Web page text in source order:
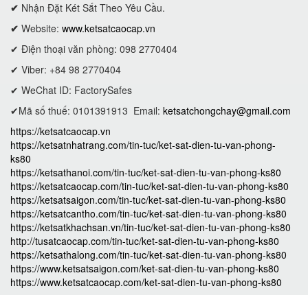
✔ Nhận Đặt Két Sắt Theo Yêu Cầu.
✔ Website: www.ketsatcaocap.vn
✔ Điện thoại văn phòng: 098 2770404
✔ Viber: +84 98 2770404
✔ WeChat ID: FactorySafes
✔Mã số thuế: 0101391913 Email: ketsatchongchay@gmail.com
https://ketsatcaocap.vn
https://ketsatnhatrang.com/tin-tuc/ket-sat-dien-tu-van-phong-
ks80
https://ketsathanoi.com/tin-tuc/ket-sat-dien-tu-van-phong-ks80
https://ketsatcaocap.com/tin-tuc/ket-sat-dien-tu-van-phong-ks80
https://ketsatsaigon.com/tin-tuc/ket-sat-dien-tu-van-phong-ks80
https://ketsatcantho.com/tin-tuc/ket-sat-dien-tu-van-phong-ks80
https://ketsatkhachsan.vn/tin-tuc/ket-sat-dien-tu-van-phong-ks80
http://tusatcaocap.com/tin-tuc/ket-sat-dien-tu-van-phong-ks80
https://ketsathalong.com/tin-tuc/ket-sat-dien-tu-van-phong-ks80
https://www.ketsatsaigon.com/ket-sat-dien-tu-van-phong-ks80
https://www.ketsatcaocap.com/ket-sat-dien-tu-van-phong-ks80